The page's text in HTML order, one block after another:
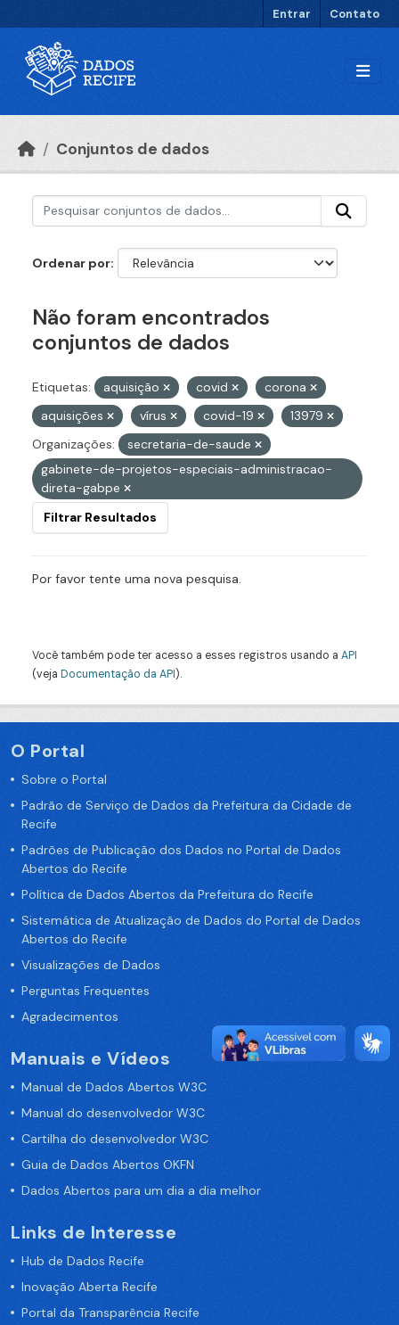
Entrar Contato
Conjuntos de dados
Ordenar por
Não foram encontrados
conjuntos de dados
Etiquetas: aquisição covid
corona
aquisições
vírus covid-19
13979
Organizações:
secretaria-de-saude
gabinete-de-projetos-especiais-administracao-
direta-gabpe
Filtrar Resultados
Por favor tente uma nova pesquisa.
Você também pode ter acesso a esses registros usando a API
(veja Documentação da API).
O Portal
Sobre o Portal
Padrão de Serviço de Dados da Prefeitura da Cidade de
Recife
Padrões de Publicação dos Dados no Portal de Dados
Abertos do Recife
Política de Dados Abertos da Prefeitura do Recife
Sistemática de Atualização de Dados do Portal de Dados
Abertos do Recife
Visualizações de Dados
Perguntas Frequentes
Agradecimentos
Manuais e Vídeos
Manual de Dados Abertos W3C
Manual do desenvolvedor W3C
Cartilha do desenvolvedor W3C
Guia de Dados Abertos OKFN
Dados Abertos para um dia a dia melhor
Links de Interesse
Hub de Dados Recife
Inovação Aberta Recife
Portal da Transparência Recife